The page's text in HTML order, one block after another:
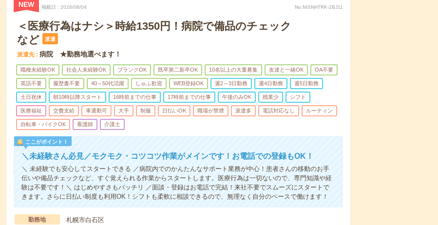
NEW 掲載日 2026/08/04 No.NISNHTRK-2BJ11
＜医療行為はナシ＞時給1350円！病院で備品のチェック
など
派遣
派遣先 病院 ★勤務地選べます！
職種未経験OK 社会人未経験OK ブランクOK 既卒第二新卒OK 10名以上の大量募集 友達と一緒OK OA不要
英語不要 履歴書不要 40～50代活躍 しゅふ歓迎 WEB登録OK 週2～3日勤務 週4日勤務 週5日勤務
土日祝休 朝10時以降スタート 16時前までの仕事 17時前までの仕事 午後のみOK 残業少 シフト
医療福祉 交費支給 車通勤可 大手 制服 日払いOK 職場が禁煙 派遣多 電話対応なし ルーティン
自転車・バイクOK 看護師 介護士
ここがポイント！
＼未経験さん必見／モクモク・コツコツ作業がメインです！お電話での登録もOK！
＼ 未経験でも安心してスタートできる ／病院内でのかんたんなサポート業務が中心！患者さんの移動のお手
伝いや備品チェックなど、すぐ覚えられる作業からスタートします。医療行為は一切ないので、専門知識や経
験は不要です！＼ はじめやすさもバッチリ ／面談・登録はお電話で完結！来社不要でスムーズにスタートで
きます。さらに日払い制度も利用OK！シフトも柔軟に相談できるので、無理なく自分のペースで働けます！
勤務地
札幌市白石区